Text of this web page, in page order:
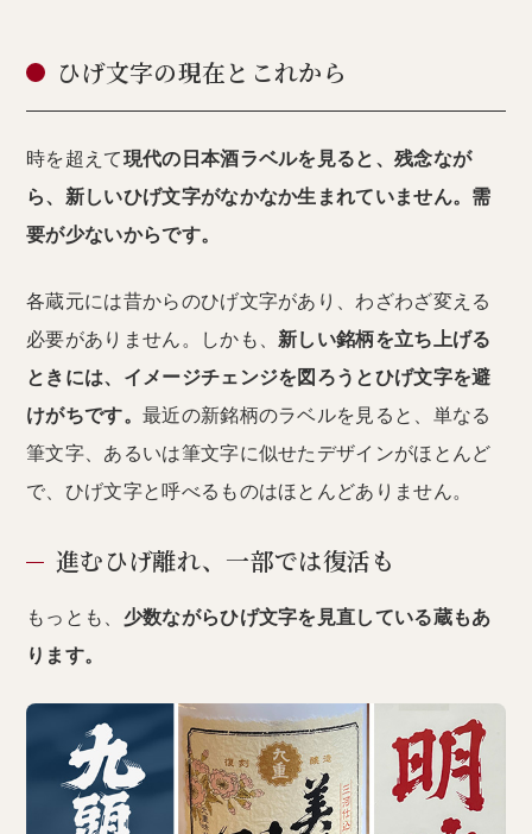
ひげ文字の現在とこれから
時を超えて現代の日本酒ラベルを見ると、残念なが
ら、新しいひげ文字がなかなか生まれていません。需
要が少ないからです。
各蔵元には昔からのひげ文字があり、わざわざ変える
必要がありません。しかも、 新しい銘柄を立ち上げる
ときには、イメージチェンジを図ろうとひげ文字を避
けがちです。 最近の新銘柄のラベルを見ると、単なる
筆文字、あるいは筆文字に似せたデザインがほとんど
で、ひげ文字と呼べるものはほとんどありません。
進むひげ離れ、一部では復活も
もっとも、 少数ながらひげ文字を見直している蔵もあ
ります。